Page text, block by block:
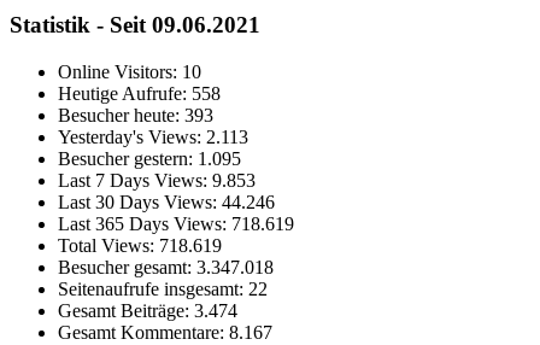
Statistik - Seit 09.06.2021
Online Visitors: 10
Heutige Aufrufe: 558
Besucher heute: 393
Yesterday's Views: 2.113
Besucher gestern: 1.095
Last 7 Days Views: 9.853
Last 30 Days Views: 44.246
Last 365 Days Views: 718.619
Total Views: 718.619
Besucher gesamt: 3.347.018
Seitenaufrufe insgesamt: 22
Gesamt Beiträge: 3.474
Gesamt Kommentare: 8.167